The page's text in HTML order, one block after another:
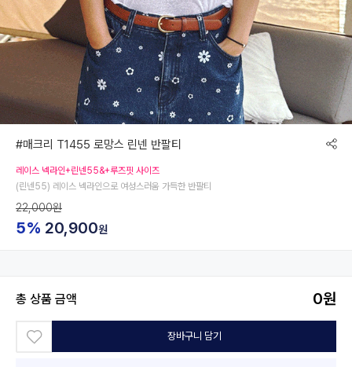
#매크리 T1455 로망스 린넨 반팔티
레이스 넥라인+린넨55&+루즈핏 사이즈
(린넨55) 레이스 넥라인으로 여성스러움 가득한 반팔티
22,000원
5% 20,900원
총 상품 금액 0원
장바구니 담기